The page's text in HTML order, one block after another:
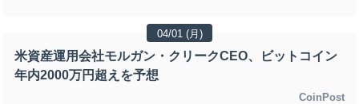
04/01 (月)
米資産運用会社モルガン・クリークCEO、ビットコイン
年内2000万円超えを予想
CoinPost